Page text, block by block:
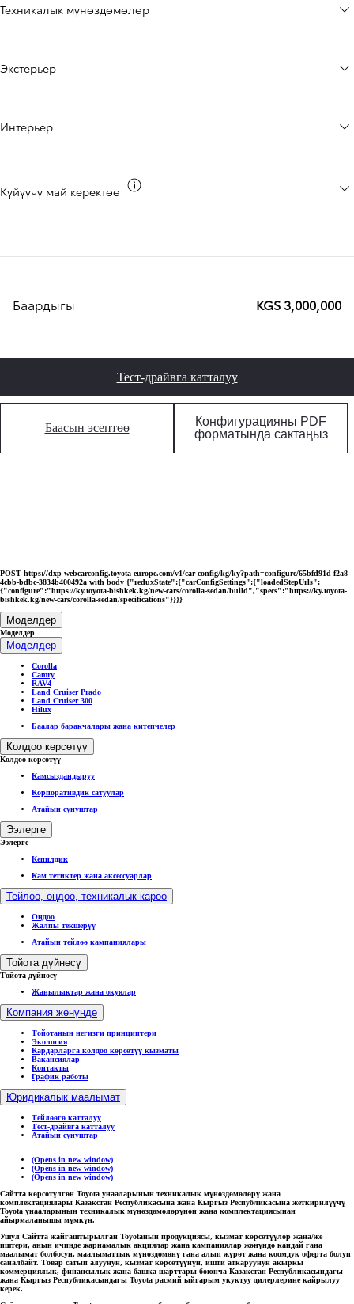
Техникалык мүнөздөмөлөр
Экстерьер
Интерьер
Күйүүчү май керектөө CO2 чыгындылары жөнүндө
Баардыгы KGS 3,000,000
Тест-драйвга катталуу
Баасын эсептөө
Конфигурацияны PDF
форматында сактаңыз
POST https://dxp-webcarconfig.toyota-europe.com/v1/car-config/kg/ky?path=configure/65bfd91d-f2a8-
4cbb-bdbc-3834b400492a with body {"reduxState":{"carConfigSettings":{"loadedStepUrls":
{"configure":"https://ky.toyota-bishkek.kg/new-cars/corolla-sedan/build","specs":"https://ky.toyota-
bishkek.kg/new-cars/corolla-sedan/specifications"}}}}
Моделдер
Моделдер
Моделдер
Corolla
Camry
RAV4
Land Cruiser Prado
Land Cruiser 300
Hilux
Баалар баракчалары жана китепчелер
Колдоо көрсөтүү
Колдоо көрсөтүү
Камсыздандыруу
Корпоративдик сатуулар
Атайын сунуштар
Ээлерге
Ээлерге
Кепилдик
Кам тетиктер жана аксессуарлар
Тейлөө, оңдоо, техникалык кароо
Оңдоо
Жалпы текшерүү
Атайын тейлөө кампаниялары
Тойота дүйнөсү
Тойота дүйнөсү
Жаңылыктар жана окуялар
Компания жөнүндө
Тойотанын негизги принциптери
Экология
Кардарларга колдоо көрсөтүү кызматы
Вакансиялар
Контакты
График работы
Юридикалык маалымат
Тейлөөгө катталуу
Тест-драйвга катталуу
Атайын сунуштар
(Opens in new window)
(Opens in new window)
(Opens in new window)
Сайтта көрсөтүлгөн Toyota унааларынын техникалык мүнөздөмөлөрү жана
комплектациялары Казакстан Республикасына жана Кыргыз Республикасына жеткирилүүчү
Toyota унааларынын техникалык мүнөздөмөлөрүнөн жана комплектациясынан
айырмаланышы мүмкүн.
Ушул Сайтта жайгаштырылган Toyotaнын продукциясы, кызмат көрсөтүүлөр жана/же
иштери, анын ичинде жарнамалык акциялар жана кампаниялар жөнүндө кандай гана
маалымат болбосун, маалыматтык мүнөздөмөнү гана алып жүрөт жана коомдук оферта болуп
саналбайт. Товар сатып алуунун, кызмат көрсөтүүнүн, ишти аткаруунун акыркы
коммерциялык, финансылык жана башка шарттары боюнча Казакстан Республикасындагы
жана Кыргыз Республикасындагы Toyota расмий ыйгарым укуктуу дилерлерине кайрылуу
керек.